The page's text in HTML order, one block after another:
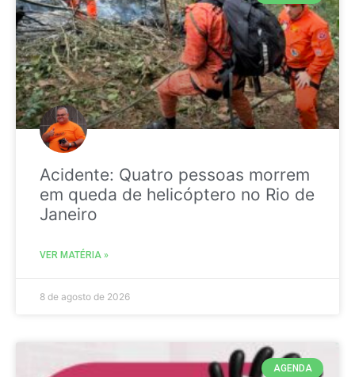
Acidente: Quatro pessoas morrem
em queda de helicóptero no Rio de
Janeiro
VER MATÉRIA »
8 de agosto de 2026
AGENDA